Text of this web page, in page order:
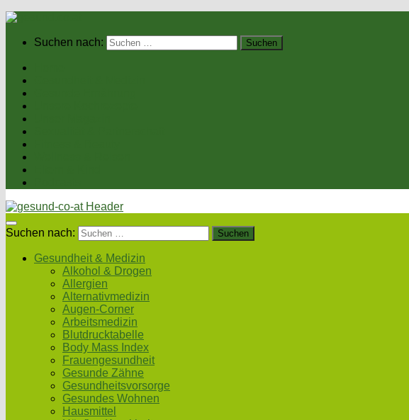
Suchen nach:
Suchen nach:
Gesundheit & Medizin
Alkohol & Drogen
Allergien
Alternativmedizin
Augen-Corner
Arbeitsmedizin
Blutdrucktabelle
Body Mass Index
Frauengesundheit
Gesunde Zähne
Gesundheitsvorsorge
Gesundes Wohnen
Hausmittel